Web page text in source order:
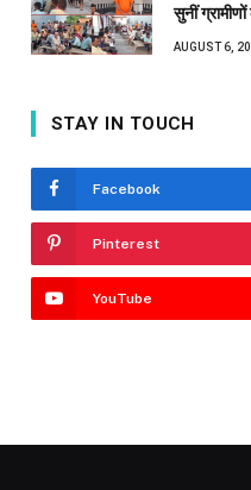
सुनीं
AUGUST 6,
STAY IN TOUCH
Facebook
Pinterest
YouTube